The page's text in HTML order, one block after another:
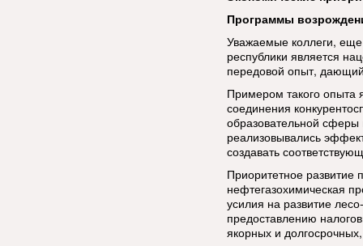
Программы
Уважаемые коллеги,
республики является
передовой опыт,
Примером такого опыта
соединения
образовательной
реализовывались
создавать
Приоритетное развитие
нефтегазохимическая
усилия на развитие
предоставлению
якорных и